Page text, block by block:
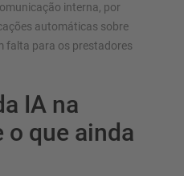
interna, por
automáticas sobre
falta para os prestadores
IA na
o que ainda